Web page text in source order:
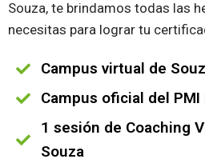
Souza, te brindamos todas las
necesitas para lograr tu
Campus virtual de
Campus oficial del PMI
1 sesión de Coaching
Souza